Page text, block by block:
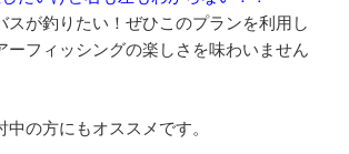
スが釣りたい！ぜひこのプランを利用し
ーフィッシングの楽しさを味わいません
中の方にもオススメです。